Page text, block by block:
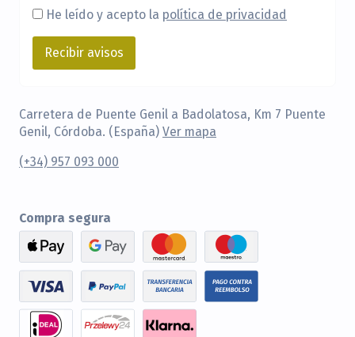
He leído y acepto la política de privacidad
Carretera de Puente Genil a Badolatosa, Km 7 Puente
Genil, Córdoba. (España)Ver mapa
(+34) 957 093 000
Compra segura